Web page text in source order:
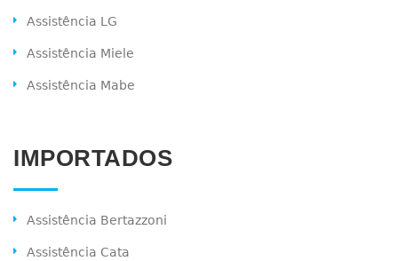
Assistência LG
Assistência Miele
Assistência Mabe
IMPORTADOS
Assistência Bertazzoni
Assistência Cata